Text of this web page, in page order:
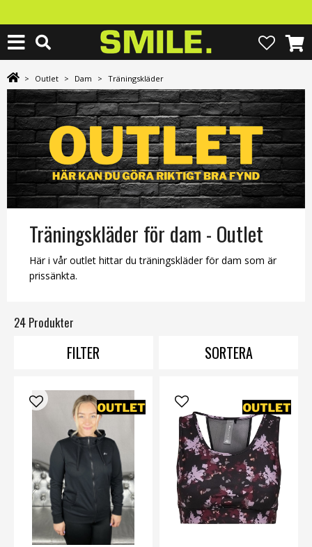
> Outlet > Dam > Träningskläder
Träningskläder för dam - Outlet
Här i vår outlet hittar du träningskläder för dam som är
prissänkta.
24 Produkter
FILTER SORTERA